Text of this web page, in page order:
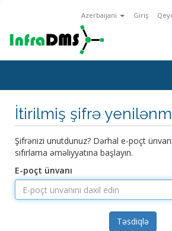
Azerbaijani Giriş
İtirilmiş şifrə
Şifrənizi unutdunuz? Dərhal e-poçt
sıfırlama əməliyyatına başlayın.
E-poçt ünvanı
Təsdiqlə